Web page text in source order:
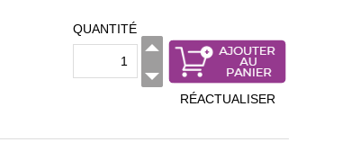
QUANTITÉ
RÉACTUALISER